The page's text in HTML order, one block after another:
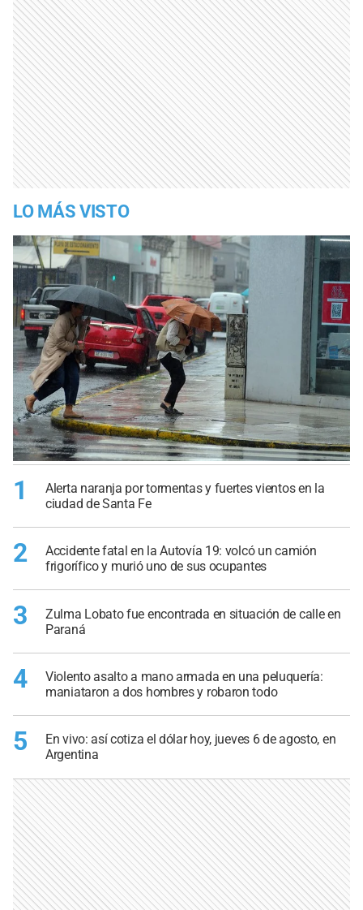
LO MÁS VISTO
1
Alerta naranja por tormentas y fuertes vientos en la
ciudad de Santa Fe
2
Accidente fatal en la Autovía 19: volcó un camión
frigorífico y murió uno de sus ocupantes
3
Zulma Lobato fue encontrada en situación de calle en
Paraná
4
Violento asalto a mano armada en una peluquería:
maniataron a dos hombres y robaron todo
5
En vivo: así cotiza el dólar hoy, jueves 6 de agosto, en
Argentina